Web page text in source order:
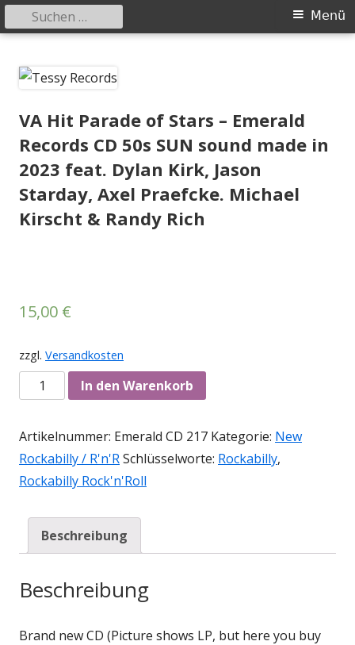
zum
Primäres
Menü
Suchen
nach:
VA Hit Parade of Stars – Emerald
Records CD 50s SUN sound made in
2023 feat. Dylan Kirk, Jason
Starday, Axel Praefcke. Michael
Kirscht & Randy Rich
15,00 €
zzgl. Versandkosten
Anzahl In den Warenkorb
Artikelnummer: Emerald CD 217 Kategorie: New
Rockabilly / R'n'RSchlüsselworte: Rockabilly,
Rockabilly Rock'n'Roll
Beschreibung
Beschreibung
Brand new CD (Picture shows LP, but here you buy